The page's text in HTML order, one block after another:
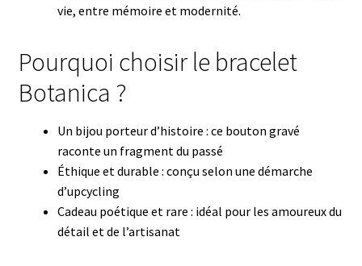
vie, entre mémoire et modernité.
Pourquoi choisir le bracelet
Botanica ?
Un bijou porteur d’histoire : ce bouton gravé
raconte un fragment du passé
Éthique et durable : conçu selon une démarche
d’upcycling
Cadeau poétique et rare : idéal pour les amoureux du
détail et de l’artisanat